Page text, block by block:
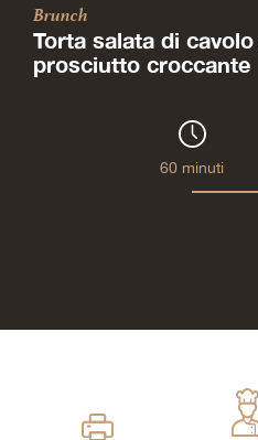
Brunch
Torta salata di
prosciutto croccante
60 minuti